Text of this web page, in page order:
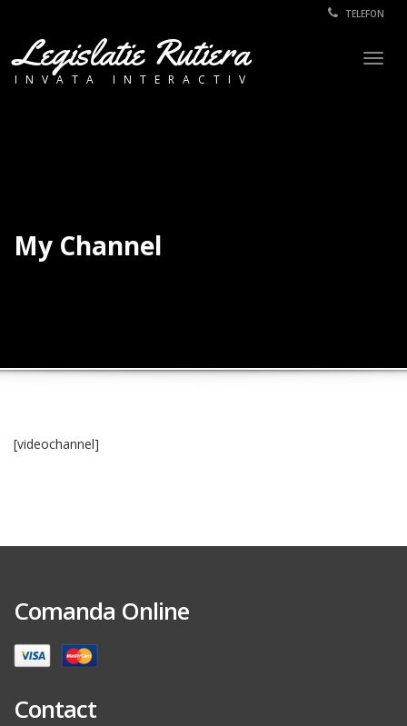
TELEFON
Legislatie Rutiera
INVATA INTERACTIV
My Channel
[videochannel]
Comanda Online
Contact